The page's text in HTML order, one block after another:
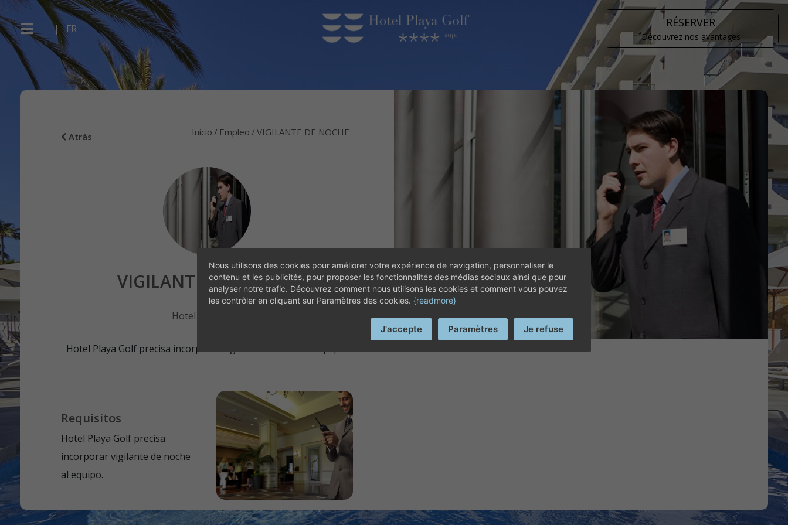
| FR RÉSERVER
Découvrez nos avantages
ENTDECKEN SIE DAS HOTEL PLAYA GOLF
Atrás Inicio Empleo VIGILANTE DE NOCHE
VIGILANTE DE NOCHE
Hotel Playa Golf
Hotel Playa Golf precisa incorporar vigilante de noche al equipo.
Requisitos
Hotel Playa Golf precisa
incorporar vigilante de noche
al equipo.
Nous utilisons des cookies pour améliorer votre expérience de navigation, personnaliser le
contenu et les publicités, pour proposer les fonctionnalités des médias sociaux ainsi que pour
analyser notre trafic. Découvrez comment nous utilisons les cookies et comment vous pouvez
les contrôler en cliquant sur Paramètres des cookies. {readmore}
J'accepte Paramètres Je refuse